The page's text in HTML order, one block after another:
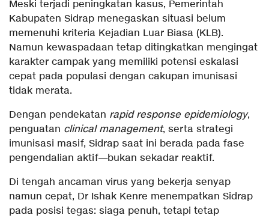
Meski terjadi peningkatan kasus, Pemerintah
Kabupaten Sidrap menegaskan situasi belum
memenuhi kriteria Kejadian Luar Biasa (KLB).
Namun kewaspadaan tetap ditingkatkan mengingat
karakter campak yang memiliki potensi eskalasi
cepat pada populasi dengan cakupan imunisasi
tidak merata.
Dengan pendekatan rapid response epidemiology,
penguatan clinical management, serta strategi
imunisasi masif, Sidrap saat ini berada pada fase
pengendalian aktif—bukan sekadar reaktif.
Di tengah ancaman virus yang bekerja senyap
namun cepat, Dr Ishak Kenre menempatkan Sidrap
pada posisi tegas: siaga penuh, tetapi tetap